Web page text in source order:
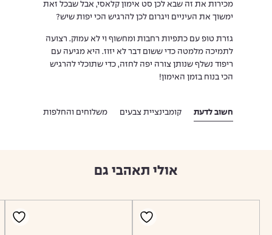
מכירות את זה שבא לכן סט אימון קלאסי, אבל שבכל זאת
ימשוך את העיניים ויגרום לכן להרגיש הכי יפות שיש?
גזרת טופ עם כתפיות רחבות ומחשוף וי לא עמוק. רצועה
לתמיכה מלמטה כדי ששום דבר לא יזוז. היא מגיעה עם
ריפוד נשלף שנותן צורה יפה לחזה, כדי שתוכלי להרגיש
הכי בנוח בזמן האימון!
חשוב לדעת קומבינציית צבעים משלוחים והחלפות
אולי תאהבי גם